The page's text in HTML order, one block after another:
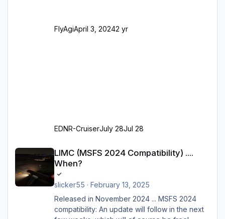
FlyAgiApril 3, 20242 yr
EDNR-CruiserJuly 28Jul 28
LIMC (MSFS 2024 Compatibility) ....
When?
slicker55 · February 13, 2025
Released in November 2024 ... MSFS 2024
compatibility: An update will follow in the next